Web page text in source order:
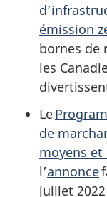
émission
bornes de
les
Le
de
moyens et
l’annonce
juillet